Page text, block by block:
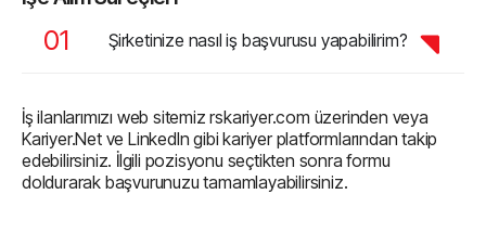
Şirketinize nasıl iş başvurusu yapabilirim?
İş ilanlarımızı web sitemiz rskariyer.com üzerinden veya
Kariyer.Net ve LinkedIn gibi kariyer platformlarından takip
edebilirsiniz. İlgili pozisyonu seçtikten sonra formu
doldurarak başvurunuzu tamamlayabilirsiniz.